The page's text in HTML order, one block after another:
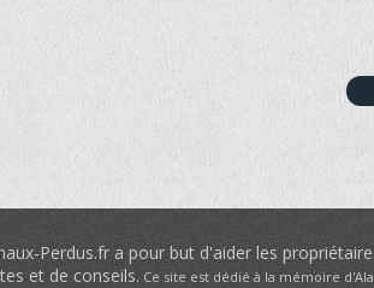
Perdus.fr a pour but d'aider les
et de conseils. Ce site est dédié à la mémoire